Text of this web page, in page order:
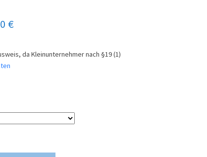
€
da Kleinunternehmer nach §19 (1)